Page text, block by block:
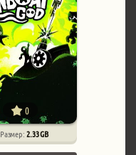
0
Размер:2.33 GB